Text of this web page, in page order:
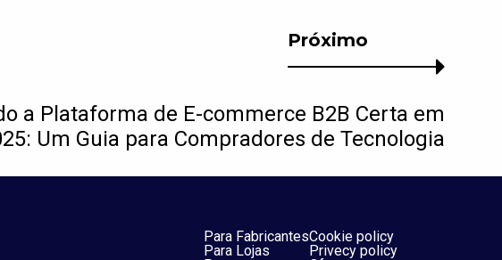
Próximo
a Plataforma de E-commerce B2B Certa em
Um Guia para Compradores de Tecnologia
Para Fabricantes
Para Lojas
Cookie policy
Privecy policy